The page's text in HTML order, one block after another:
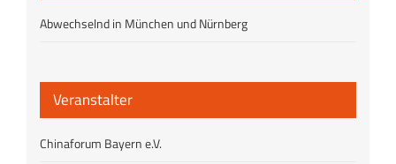
Abwechselnd in München und Nürnberg
Veranstalter
Chinaforum Bayern e.V.